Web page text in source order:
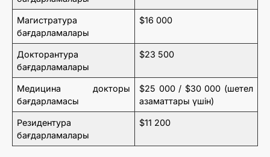
Магистратура
бағдарламалары
$16 000
Докторантура
бағдарламалары
$23 500
Медицина докторы
бағдарламасы
$25 000 / $30 000 (шетел
азаматтары үшін)
Резидентура
бағдарламалары
$11 200